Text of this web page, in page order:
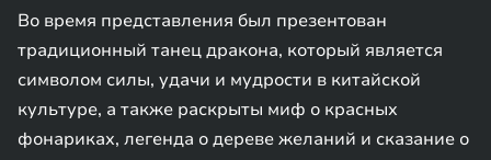
Во время представления был презентован
традиционный танец дракона, который является
символом силы, удачи и мудрости в китайской
культуре, а также раскрыты миф о красных
фонариках, легенда о дереве желаний и сказание о